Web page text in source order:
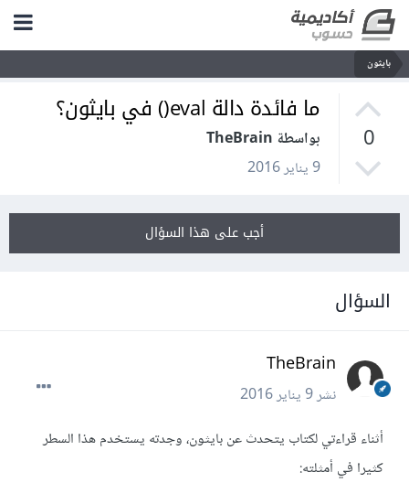
بايثون
0
ما فائدة دالة eval() في بايثون؟
بواسطة TheBrain
9 يناير 2016
أجب على هذا السؤال
السؤال
TheBrain
نشر9 يناير 2016
أثناء قراءتي لكتاب يتحدث عن بايثون، وجدته يستخدم هذا السطر
كثيرا في أمثلته: